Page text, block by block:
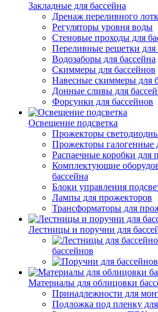
Закладные для бассейна
Дренаж переливного
Регуляторы уровня воды
Стеновые проходы для
Переливные решетки для
Водозаборы для бассейна
Скиммеры для бассейнов
Навесные скиммеры для
Донные сливы для
Форсунки для бассейнов
Освещение подсветка
Прожекторы
Прожекторы галогенные
Распаечные коробки для
Комплектующие
бассейна
Блоки управления
Лампы для прожекторов
Трансформаторы для
Лестницы и поручни для
бассейнов
Материалы для облицовки
Принадлежности для
Подложка под пленку